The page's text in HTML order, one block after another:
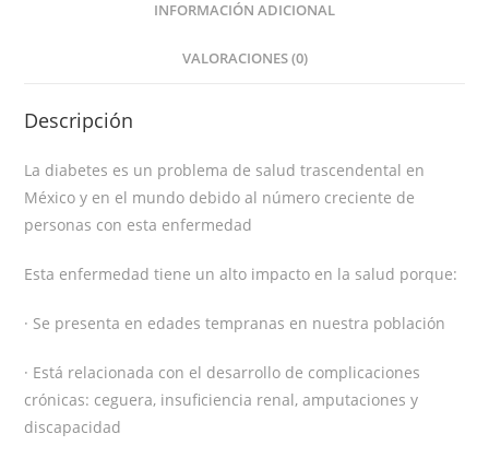
INFORMACIÓN ADICIONAL
VALORACIONES (0)
Descripción
La diabetes es un problema de salud trascendental en
México y en el mundo debido al número creciente de
personas con esta enfermedad
Esta enfermedad tiene un alto impacto en la salud porque:
· Se presenta en edades tempranas en nuestra población
· Está relacionada con el desarrollo de complicaciones
crónicas: ceguera, insuficiencia renal, amputaciones y
discapacidad